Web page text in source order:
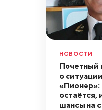
НОВОСТИ
Почетный
о
«Пионер»:
остаётся,
шансы на